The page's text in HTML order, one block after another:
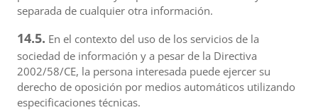
separada de cualquier otra información.
14.5. En el contexto del uso de los servicios de la
sociedad de información y a pesar de la Directiva
2002/58/CE, la persona interesada puede ejercer su
derecho de oposición por medios automáticos utilizando
especificaciones técnicas.